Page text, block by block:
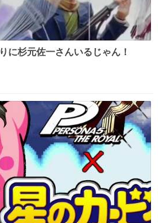
に杉元佐一さんいるじゃん！